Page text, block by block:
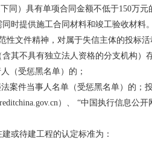
下同）具有单项合同金额不低于150万元
时提供施工合同材料和竣工验收材料。
性文件精神，对属于失信主体的投标
其不具有独立法人资格的分支机构）
（受惩黑名单）的；
案件当事人名单（受惩黑名单）的；
）、 “中国执行信息公开
或待建工程的认定标准为：